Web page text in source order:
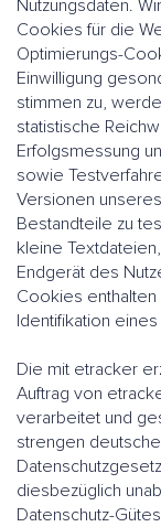
Nutzungsdaten.
Cookies für die
Optimierungs-
Einwilligung
stimmen zu,
statistische
Erfolgsmessung
sowie
Versionen
Bestandteile zu
kleine
Endgerät des
Cookies
Identifikation
Die mit etracker
Auftrag von
verarbeitet und
strengen
diesbezüglich
Datenschutz-